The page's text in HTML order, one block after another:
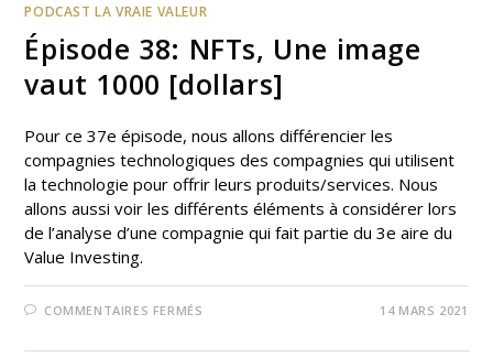
PODCAST LA VRAIE VALEUR
Épisode 38: NFTs, Une image
vaut 1000 [dollars]
Pour ce 37e épisode, nous allons différencier les
compagnies technologiques des compagnies qui utilisent
la technologie pour offrir leurs produits/services. Nous
allons aussi voir les différents éléments à considérer lors
de l’analyse d’une compagnie qui fait partie du 3e aire du
Value Investing.
COMMENTAIRES FERMÉS 14 MARS 2021